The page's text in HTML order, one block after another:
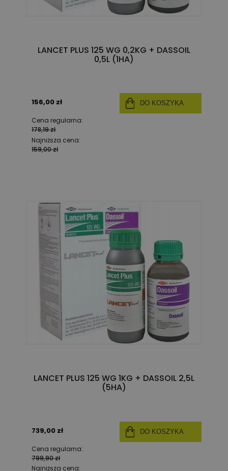
LANCET PLUS 125 WG 0,2KG + DASSOIL
0,5L (1HA)
156,00 zł
Cena regularna:
178,19 zł
Najniższa cena:
159,00 zł
DO KOSZYKA
LANCET PLUS 125 WG 1KG + DASSOIL 2,5L
(5HA)
739,00 zł
Cena regularna:
799,90 zł
Najniższa cena:
DO KOSZYKA